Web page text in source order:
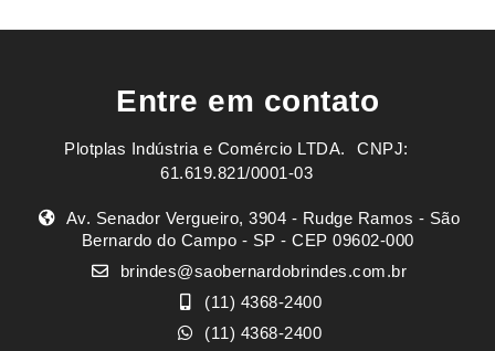
por
Entre em contato
Plotplas Indústria e Comércio LTDA. ㅤㅤㅤ CNPJ:
61.619.821/0001-03
Av. Senador Vergueiro, 3904 - Rudge Ramos - São
Bernardo do Campo - SP - CEP 09602-000
brindes@saobernardobrindes.com.br
(11) 4368-2400
(11) 4368-2400